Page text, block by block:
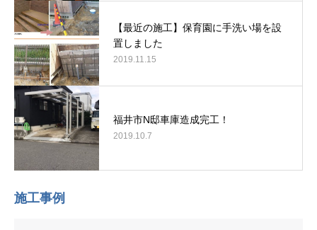
【最近の施工】保育園に手洗い場を設
置しました
2019.11.15
福井市N邸車庫造成完工！
2019.10.7
施工事例